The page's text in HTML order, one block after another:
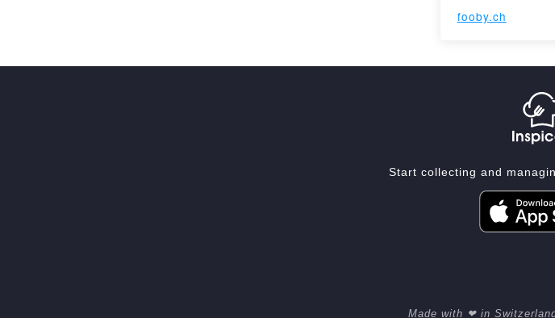
fooby.ch
Start collecting and
Made with ❤ in